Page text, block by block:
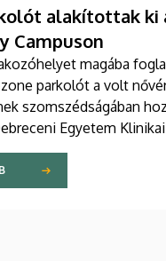
alakítottak ki
Campuson
magába
parkolót a volt
szomszédságában
Egyetem Klinikai
Gyula Campusán.
várhatóan augusztusban
előtt.